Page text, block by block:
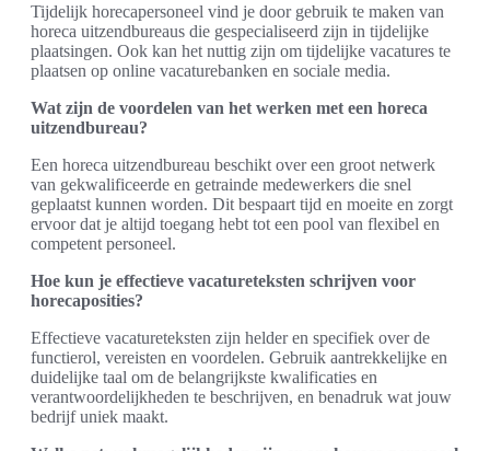
Tijdelijk horecapersoneel vind je door gebruik te maken van
horeca uitzendbureaus die gespecialiseerd zijn in tijdelijke
plaatsingen. Ook kan het nuttig zijn om tijdelijke vacatures te
plaatsen op online vacaturebanken en sociale media.
Wat zijn de voordelen van het werken met een horeca
uitzendbureau?
Een horeca uitzendbureau beschikt over een groot netwerk
van gekwalificeerde en getrainde medewerkers die snel
geplaatst kunnen worden. Dit bespaart tijd en moeite en zorgt
ervoor dat je altijd toegang hebt tot een pool van flexibel en
competent personeel.
Hoe kun je effectieve vacatureteksten schrijven voor
horecaposities?
Effectieve vacatureteksten zijn helder en specifiek over de
functierol, vereisten en voordelen. Gebruik aantrekkelijke en
duidelijke taal om de belangrijkste kwalificaties en
verantwoordelijkheden te beschrijven, en benadruk wat jouw
bedrijf uniek maakt.